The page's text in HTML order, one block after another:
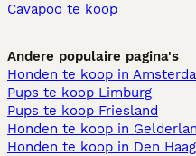
Cavapoo te koop
Andere populaire pagina's
Honden te koop in
Pups te koop Limburg​
Pups te koop Friesland​
Honden te koop in
Honden te koop in Den Haag